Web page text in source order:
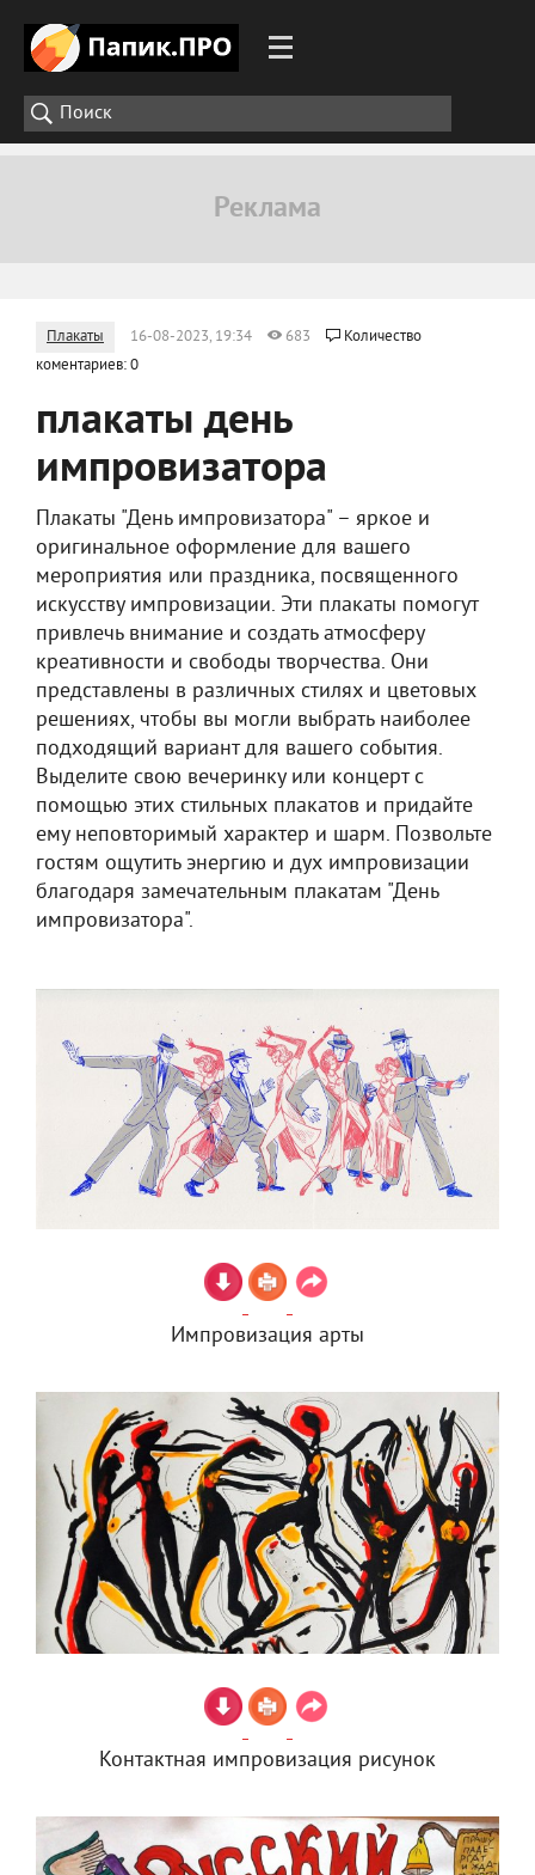
Плакаты 16-08-2023, 19:34 683
Количество
коментариев: 0
плакаты день
импровизатора
Плакаты "День импровизатора" – яркое и
оригинальное оформление для вашего
мероприятия или праздника, посвященного
искусству импровизации. Эти плакаты помогут
привлечь внимание и создать атмосферу
креативности и свободы творчества. Они
представлены в различных стилях и цветовых
решениях, чтобы вы могли выбрать наиболее
подходящий вариант для вашего события.
Выделите свою вечеринку или концерт с
помощью этих стильных плакатов и придайте
ему неповторимый характер и шарм. Позвольте
гостям ощутить энергию и дух импровизации
благодаря замечательным плакатам "День
импровизатора".
Импровизация арты
Контактная импровизация рисунок